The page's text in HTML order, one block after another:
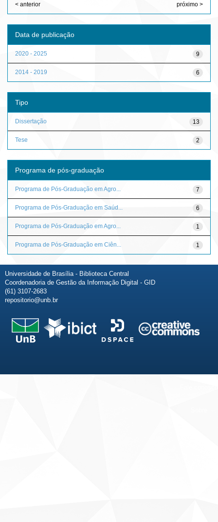
< anterior próximo >
Data de publicação
9
2020 - 2025
6
2014 - 2019
Tipo
13
Dissertação
2
Tese
Programa de pós-graduação
7
Programa de Pós-Graduação em Agro...
6
Programa de Pós-Graduação em Saúd...
1
Programa de Pós-Graduação em Agro...
1
Programa de Pós-Graduação em Ciên...
Universidade de Brasília - Biblioteca Central
Coordenadoria de Gestão da Informação Digital - GID
(61) 3107-2683
repositorio@unb.br